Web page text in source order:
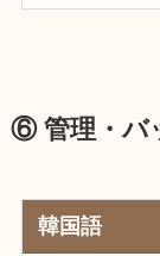
⑥ 管理・バ
韓国語